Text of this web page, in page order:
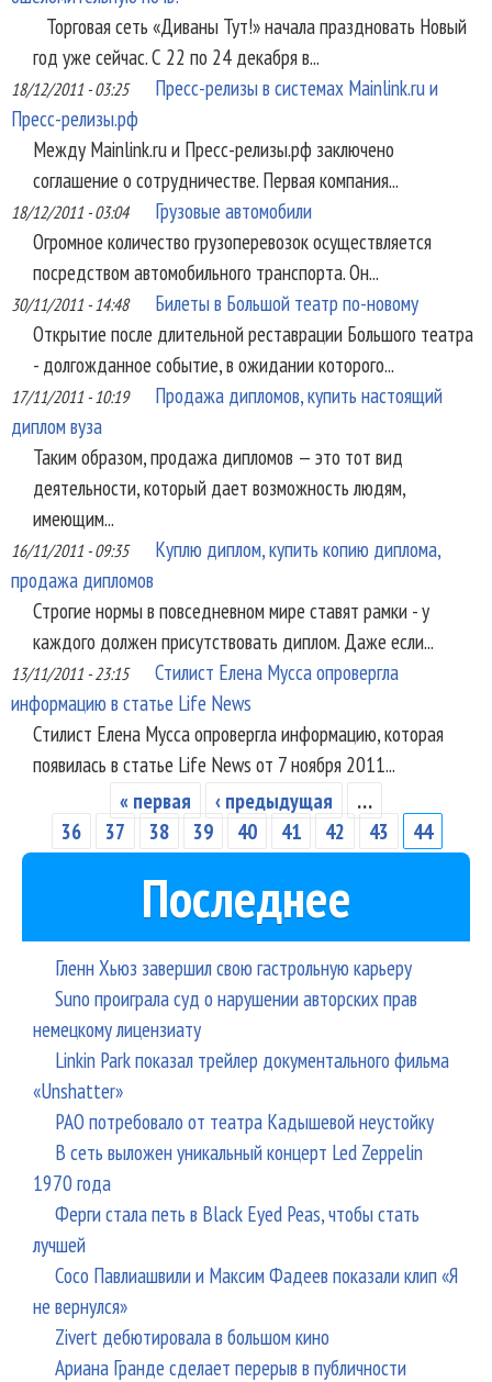
Торговая сеть «Диваны Тут!» начала праздновать Новый
год уже сейчас. С 22 по 24 декабря в...
18/12/2011 - 03:25
Пресс-релизы в системах Mainlink.ru и
Пресс-релизы.рф
Между Mainlink.ru и Пресс-релизы.рф заключено
соглашение о сотрудничестве. Первая компания...
18/12/2011 - 03:04
Грузовые автомобили
Огромное количество грузоперевозок осуществляется
посредством автомобильного транспорта. Он...
30/11/2011 - 14:48
Билеты в Большой театр по-новому
Открытие после длительной реставрации Большого театра
- долгожданное событие, в ожидании которого...
17/11/2011 - 10:19
Продажа дипломов, купить настоящий
диплом вуза
Таким образом, продажа дипломов — это тот вид
деятельности, который дает возможность людям,
имеющим...
16/11/2011 - 09:35
Куплю диплом, купить копию диплома,
продажа дипломов
Строгие нормы в повседневном мире ставят рамки - у
каждого должен присутствовать диплом. Даже если...
13/11/2011 - 23:15
Стилист Елена Мусса опровергла
информацию в статье Life News
Стилист Елена Мусса опровергла информацию, которая
появилась в статье Life News от 7 ноября 2011...
Страницы
« первая ‹ предыдущая
…
36
37 38 39 40 41 42 43 44
Последнее
Гленн Хьюз завершил свою гастрольную карьеру
Suno проиграла суд о нарушении авторских прав
немецкому лицензиату
Linkin Park показал трейлер документального фильма
«Unshatter»
РАО потребовало от театра Кадышевой неустойку
В сеть выложен уникальный концерт Led Zeppelin
1970 года
Ферги стала петь в Black Eyed Peas, чтобы стать
лучшей
Сосо Павлиашвили и Максим Фадеев показали клип «Я
не вернулся»
Zivert дебютировала в большом кино
Ариана Гранде сделает перерыв в публичности